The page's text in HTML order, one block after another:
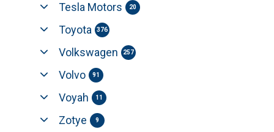
Tesla Motors 20
Toyota 376
Volkswagen 257
Volvo 91
Voyah 11
Zotye 9